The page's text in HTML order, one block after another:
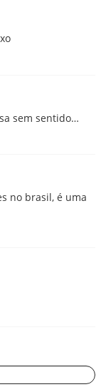
sem sentido…
no brasil, é uma